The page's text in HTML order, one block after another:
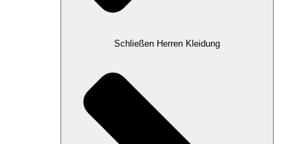
Schließen Herren Kleidung